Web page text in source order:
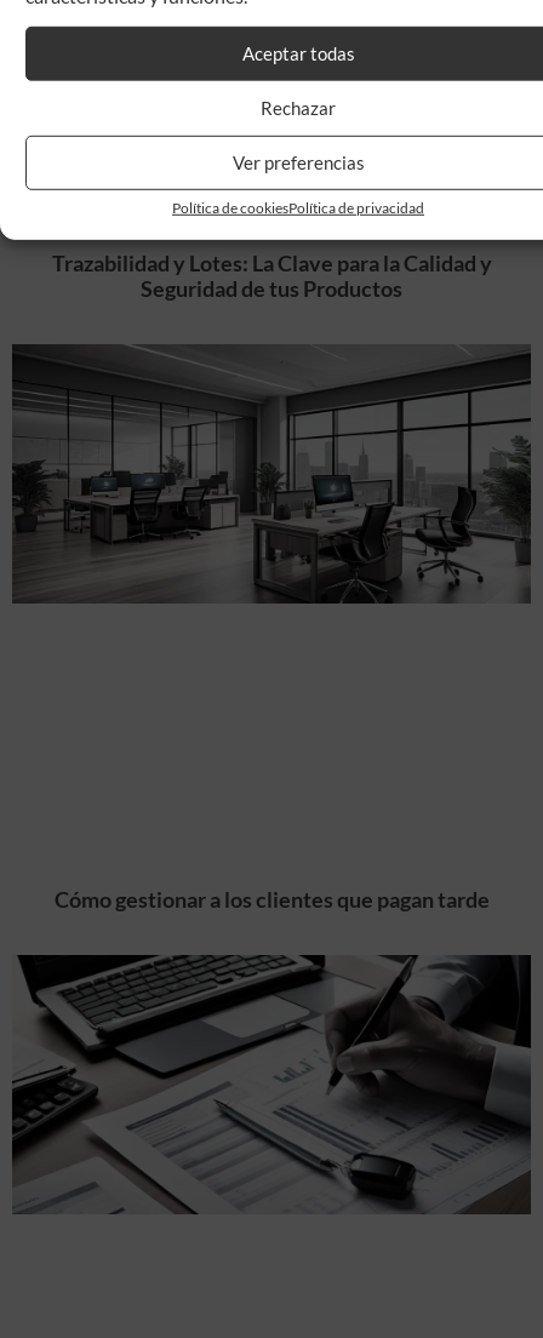
Aceptar todas
Rechazar
Ver preferencias
Política de cookiesPolítica de privacidad
Trazabilidad y Lotes: La Clave para la Calidad y
Seguridad de tus Productos
Cómo gestionar a los clientes que pagan tarde